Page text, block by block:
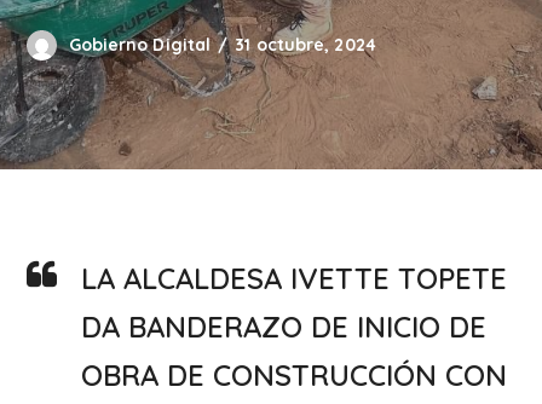
Gobierno Digital 31 octubre, 2024
LA ALCALDESA IVETTE TOPETE
DA BANDERAZO DE INICIO DE
OBRA DE CONSTRUCCIÓN CON